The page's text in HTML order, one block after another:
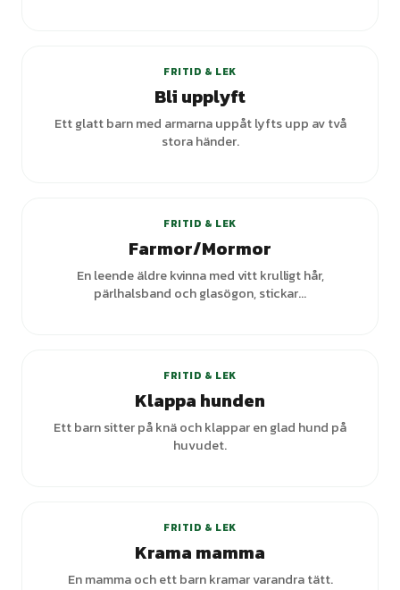
FRITID & LEK
Bli upplyft
Ett glatt barn med armarna uppåt lyfts upp av två
stora händer.
FRITID & LEK
Farmor/Mormor
En leende äldre kvinna med vitt krulligt hår,
pärlhalsband och glasögon, stickar...
FRITID & LEK
Klappa hunden
Ett barn sitter på knä och klappar en glad hund på
huvudet.
FRITID & LEK
Krama mamma
En mamma och ett barn kramar varandra tätt.